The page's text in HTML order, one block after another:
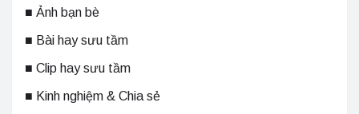
■ Ảnh bạn bè
■ Bài hay sưu tầm
■ Clip hay sưu tầm
■ Kinh nghiệm & Chia sẻ